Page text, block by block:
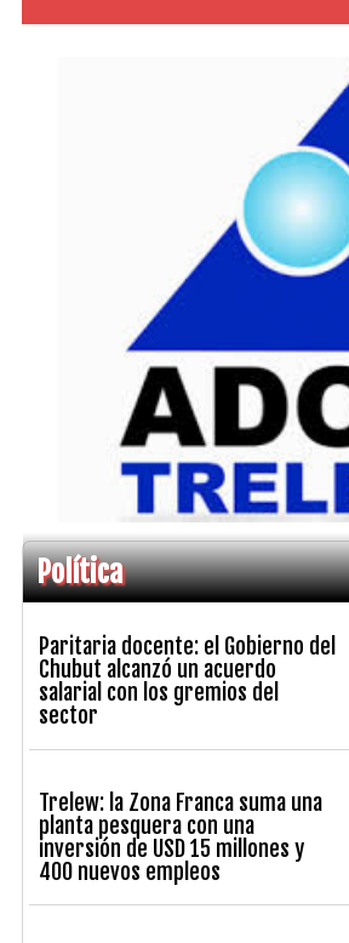
Política
Paritaria docente: el Gobierno del
Chubut alcanzó un acuerdo
salarial con los gremios del
sector
Trelew: la Zona Franca suma una
planta pesquera con una
inversión de USD 15 millones y
400 nuevos empleos